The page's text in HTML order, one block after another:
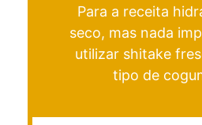
Para a receita
seco, mas nada
utilizar shitake
tipo de